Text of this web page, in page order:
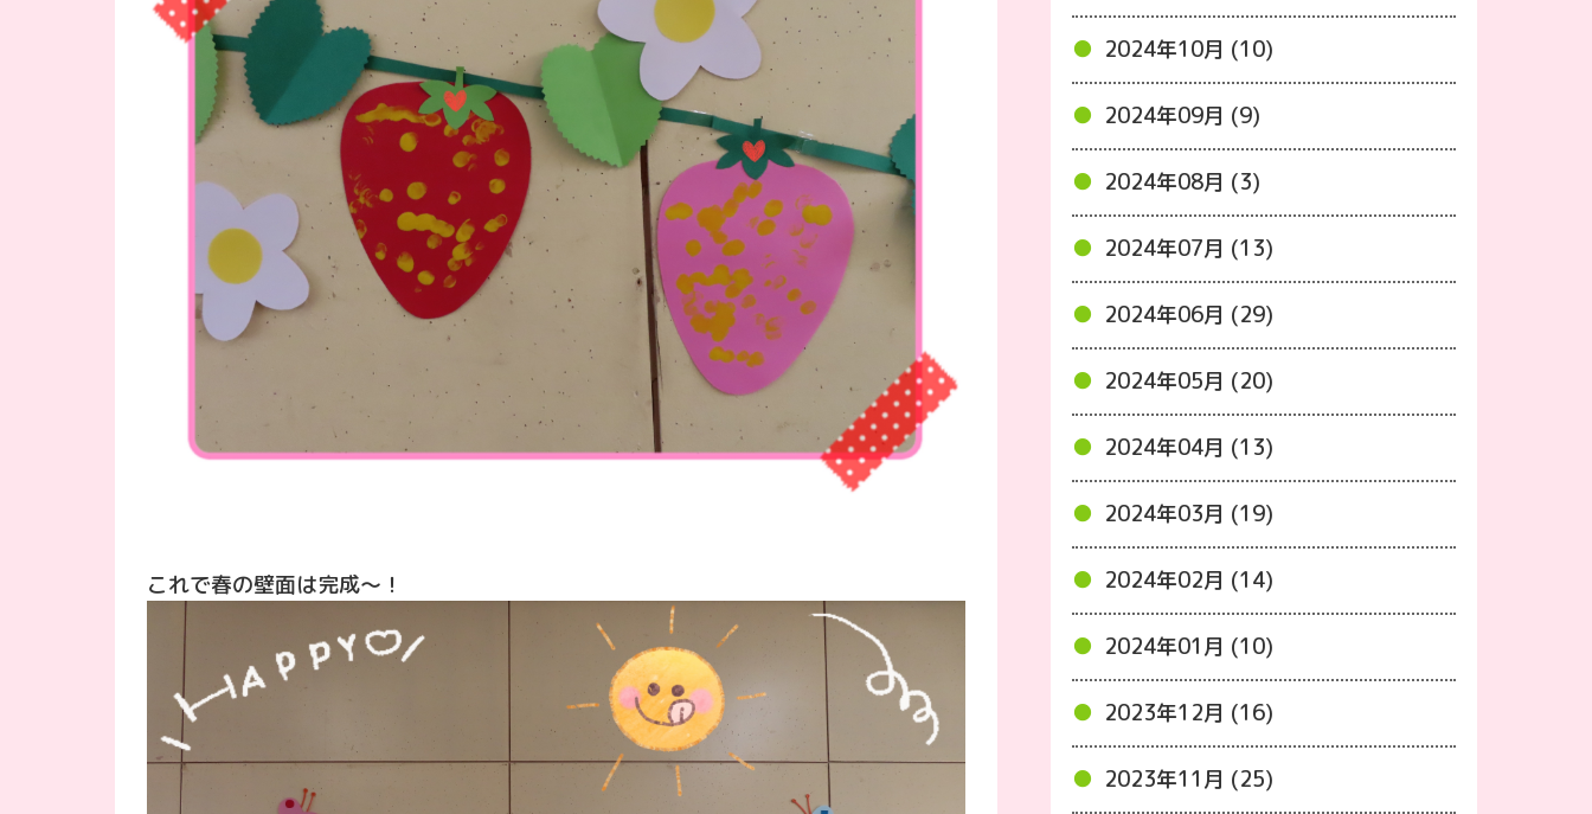
これで春の壁面は完成〜！
2024年10月 (10)
2024年09月 (9)
2024年08月 (3)
2024年07月 (13)
2024年06月 (29)
2024年05月 (20)
2024年04月 (13)
2024年03月 (19)
2024年02月 (14)
2024年01月 (10)
2023年12月 (16)
2023年11月 (25)